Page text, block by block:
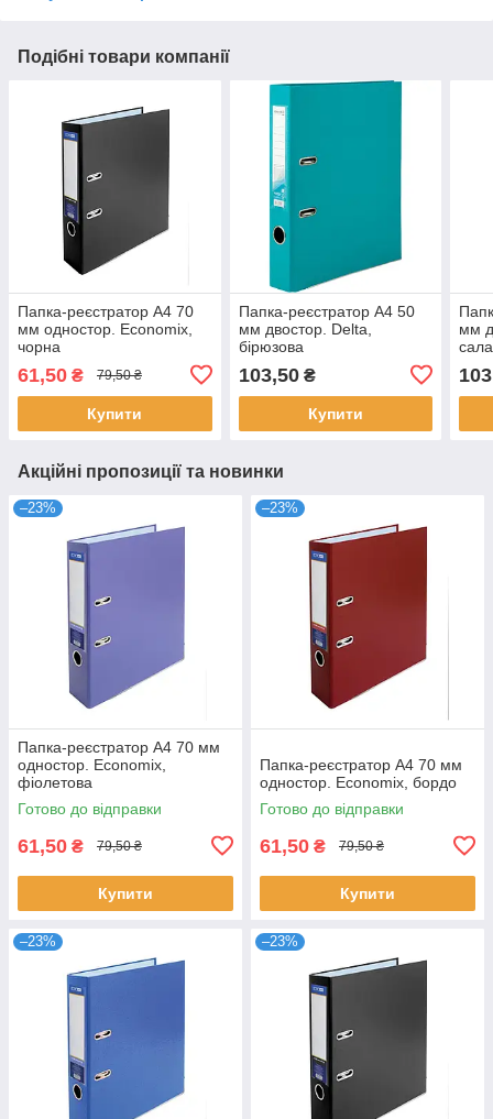
Подібні товари компанії
Папка-реєстратор А4 70
мм одностор. Economix,
чорна
61,50 ₴ 79,50 ₴
Купити
Папка-реєстратор А4 50
мм двостор. Delta,
бірюзова
103,50₴
Купити
мм
Акційні пропозиції та новинки
–23%
Папка-реєстратор А4 70 мм
одностор. Economix,
фіолетова
Готово до відправки
61,50 ₴ 79,50 ₴
Купити
–23%
Папка-реєстратор А4 70 мм
одностор. Economix, бордо
Готово до відправки
61,50 ₴ 79,50 ₴
Купити
–23% –23%